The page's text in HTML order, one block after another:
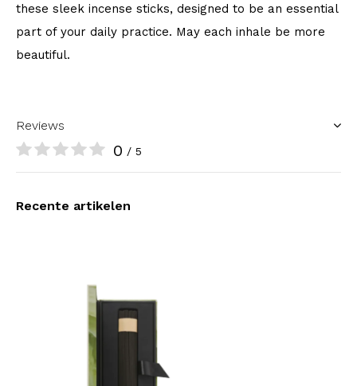
these sleek incense sticks, designed to be an essential
part of your daily practice. May each inhale be more
beautiful.
Reviews
0 / 5
Recente artikelen